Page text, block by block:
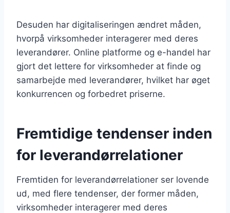
Desuden har digitaliseringen ændret måden,
hvorpå virksomheder interagerer med deres
leverandører. Online platforme og e-handel har
gjort det lettere for virksomheder at finde og
samarbejde med leverandører, hvilket har øget
konkurrencen og forbedret priserne.
Fremtidige tendenser inden
for leverandørrelationer
Fremtiden for leverandørrelationer ser lovende
ud, med flere tendenser, der former måden,
virksomheder interagerer med deres